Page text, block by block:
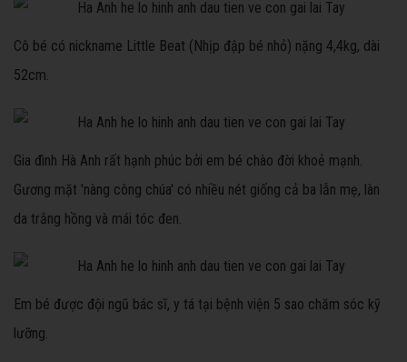
Cô bé có nickname Little Beat (Nhịp đập bé nhỏ) nặng 4,4kg, dài
52cm.
Gia đình Hà Anh rất hạnh phúc bởi em bé chào đời khoẻ mạnh.
Gương mặt 'nàng công chúa' có nhiều nét giống cả ba lẫn mẹ, làn
da trắng hồng và mái tóc đen.
Em bé được đội ngũ bác sĩ, y tá tại bệnh viện 5 sao chăm sóc kỹ
lưỡng.